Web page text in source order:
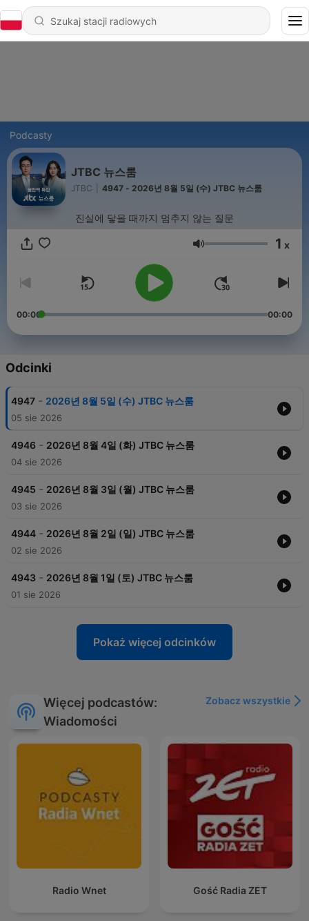
Podcasty
JTBC 뉴스룸
JTBC 4947 - 2026년 8월 5일 (수) JTBC 뉴스룸
진실에 닿을 때까지 멈추지 않는 질문
Głośność 1 x
00:00 00:00
Odcinki
4947 - 2026년 8월 5일 (수) JTBC 뉴스룸
05 sie 2026
4946 - 2026년 8월 4일 (화) JTBC 뉴스룸
04 sie 2026
4945 - 2026년 8월 3일 (월) JTBC 뉴스룸
03 sie 2026
4944 - 2026년 8월 2일 (일) JTBC 뉴스룸
02 sie 2026
4943 - 2026년 8월 1일 (토) JTBC 뉴스룸
01 sie 2026
Pokaż więcej odcinków
Więcej podcastów:
Wiadomości
Zobacz wszystkie
Radio Wnet Gość Radia ZET